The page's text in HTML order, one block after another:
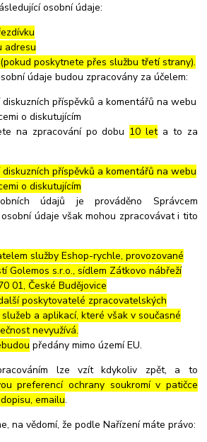
osobní údaje:
adresu
poskytnete přes službu třetí strany).
údaje budou zpracovány za účelem:
diskuzních příspěvků a komentářů na webu
o diskutujícím
na zpracování po dobu 10 leta to za
diskuzních příspěvků a komentářů na webu
o diskutujícím
údajů je prováděno Správcem
údaje však mohou zpracovávat i tito
služby Eshop-rychle, provozované
Golemos s.r.o., sídlem Zátkovo nábřeží
01, České Budějovice
poskytovatelé zpracovatelských
a aplikací, které však v současné
nevyužívá.
předány mimo území EU.
lze vzít kdykoliv zpět, a to
preferencí ochrany soukromí v patičce
emailu.
na vědomí, že podle Nařízení máte právo: